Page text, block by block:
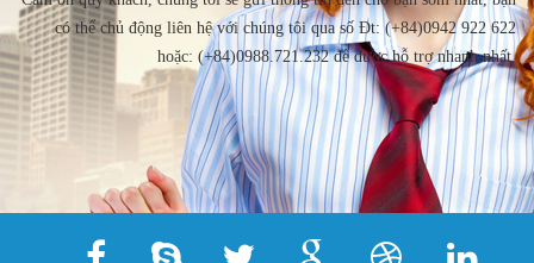
có thể chủ động liên hệ với chúng tôi qua số Đt: (+84)0942 922 622
hoặc: (+84)0988.721.232 để được hỗ trợ nhanh nhất.